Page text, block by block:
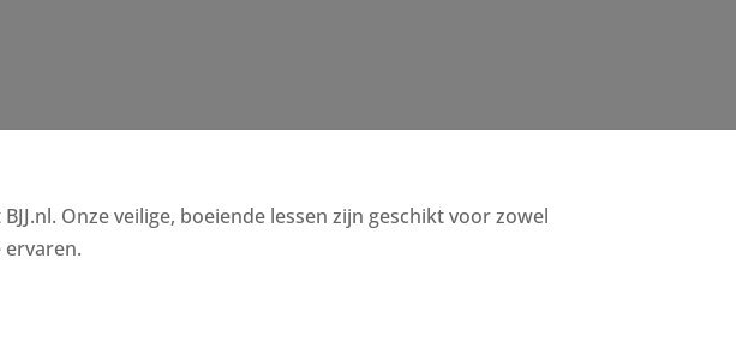
Onze veilige, boeiende lessen zijn geschikt voor zowel